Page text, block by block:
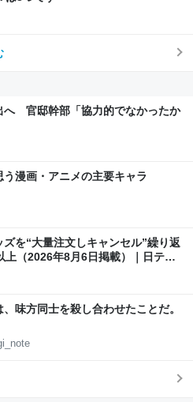
へ 官邸幹部「協力的でなかったか
漫画・アニメの主要キャラ
を“大量注文しキャンセル”繰り返
（2026年8月6日掲載）｜日テレ
味方同士を殺し合わせたことだ。